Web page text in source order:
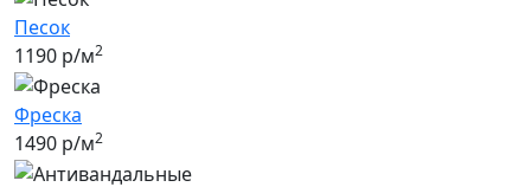
Песок
1190 р/м2
Фреска
1490 р/м2